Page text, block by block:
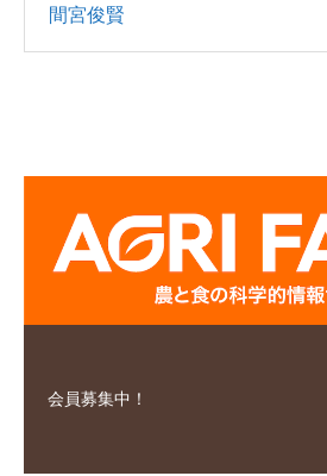
間宮俊賢
会員募集中！